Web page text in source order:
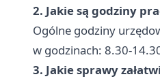
2. Jakie są godziny
Ogólne godziny
w godzinach: 8.30-
3. Jakie sprawy